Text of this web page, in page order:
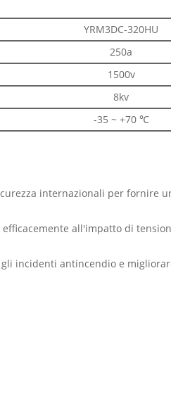
YRM3DC-320HU
250a
1500v
8kv
-35 ~ +70 ℃
internazionali per fornire
all'impatto di
incidenti antincendio e